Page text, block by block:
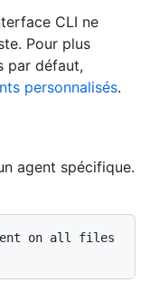
CLI ne
Pour plus
par défaut,
personnalisés.
agent spécifique.
on all files